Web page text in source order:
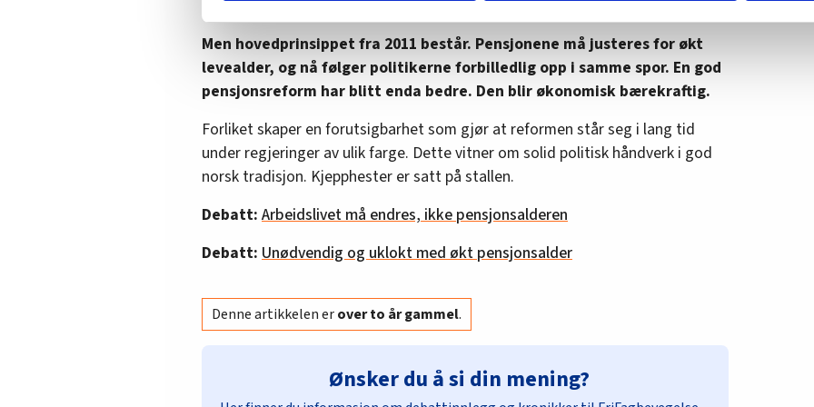
reformen. Altså en forbedring sett med pensjons- og trygdemottakeres øyne.
Men hovedprinsippet fra 2011 består. Pensjonene må justeres for økt
levealder, og nå følger politikerne forbilledlig opp i samme spor. En god
pensjonsreform har blitt enda bedre. Den blir økonomisk bærekraftig.
Forliket skaper en forutsigbarhet som gjør at reformen står seg i lang tid
under regjeringer av ulik farge. Dette vitner om solid politisk håndverk i god
norsk tradisjon. Kjepphester er satt på stallen.
Debatt: Arbeidslivet må endres, ikke pensjonsalderen
Debatt: Unødvendig og uklokt med økt pensjonsalder
Denne artikkelen erover to år gammel.
Ønsker du å si din mening?